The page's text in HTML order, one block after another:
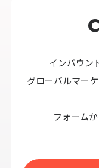
インバウン
グローバルマー
フォーム